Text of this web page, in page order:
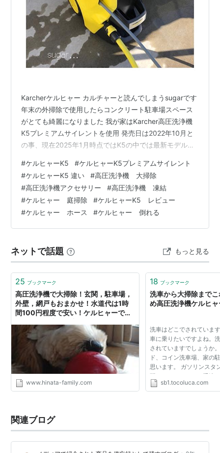
Karcherケルヒャー カルチャーと読んでしまうsugarです
年末の外掃除で使用したらコンクリート駐車場スペース
がとても綺麗になりました 我が家はKarcher高圧洗浄機
K5プレミアムサイレントを使用 発売日は2022年10月と
の事、現在2025年1月時点ではK5の中では最新モデルで
こちらのK5プレミアムサイレントにしたのかなと主人に
インタビューしてみた K5の旧型にストレス K5プレミア
ムサイレントの良き点 使用時の様子 ウォッシャー液を通
してから保管 最後に K5の旧型にストレス ※実際に使用し
ていた素人の個人的な使用感想です！…
#ケルヒャーK5 #ケルヒャーK5プレミアムサイレント
#ケルヒャーK5 違い #高圧洗浄機 大掃除
#高圧洗浄機アクセサリー #高圧洗浄機 凍結
#ケルヒャー 庭掃除 #ケルヒャーK5 レビュー
#ケルヒャー ホース #ケルヒャー 倒れる
ネットで話題 もっと見る
25 ブックマーク
高圧洗浄機で大掃除！玄関，駐車場，
外壁，網戸もおまかせ！水道代は1時
間100円程度で安い！ケルヒャーでの
実録！平凡社員が１億円貯蓄を目指す
奮闘記！
www.hinata-family.com
18 ブックマーク
洗車から大掃除まで
め高圧洗浄機ケルヒ
洗車はどこでされていま
車に乗りたいですよね。
されていますでしょうか
ド、コイン洗車場、家の
思います。 ガソリンスタ
配になりますよね。手洗
と思いますが、その分高
sb1.tocoluca.com
関連ブログ